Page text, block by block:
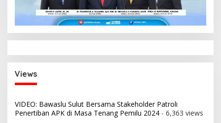
Views
VIDEO: Bawaslu Sulut Bersama Stakeholder Patroli
Penertiban APK di Masa Tenang Pemilu 2024 - 6,363 views